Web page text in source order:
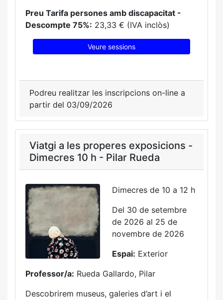
Preu Tarifa persones amb discapacitat -
Descompte 75%: 23,33 € (IVA inclòs)
Veure sessions
Podreu realitzar les inscripcions on-line a
partir del 03/09/2026
Viatgi a les properes exposicions -
Dimecres 10 h - Pilar Rueda
Dimecres de 10 a 12 h
Del 30 de setembre
de 2026 al 25 de
novembre de 2026
Espai: Exterior
Professor/a: Rueda Gallardo, Pilar
Descobrirem museus, galeries d’art i el